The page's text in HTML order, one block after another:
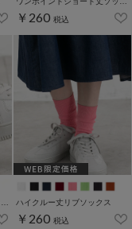
￥260 税込
ワンポイントショート丈ソックス ハイクルー丈リブソックス
￥260 税込